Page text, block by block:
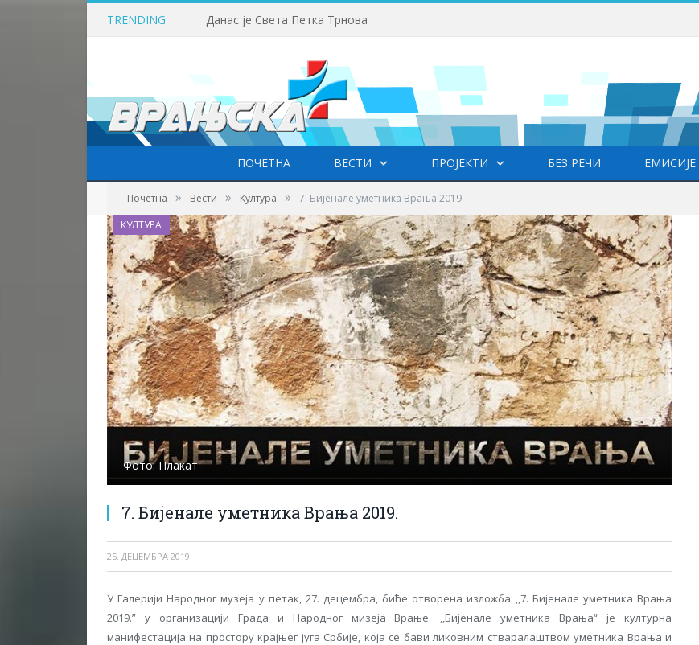
TRENDING Данас је Света Петка Трнова
ПОЧЕТНА ВЕСТИ ПРОЈЕКТИ БЕЗ РЕЧИ ЕМИСИЈЕ
- Почетна » Вести » Култура » 7. Бијенале уметника Врања 2019.
Фото: Плакат
7. Бијенале уметника Врања 2019.
25. ДЕЦЕМБРА 2019.
КУЛТУРА
У Галерији Народног музеја у петак, 27. децембра, биће отворена изложба ,,7. Бијенале уметника Врања
2019.” у организацији Града и Народног мизеја Врање. ,,Бијенале уметника Врања“ је културна
манифестација на простору крајњег југа Србије, која се бави ликовним стваралаштвом уметника Врања и